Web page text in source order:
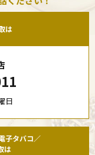
は
日
子タバコ／
は